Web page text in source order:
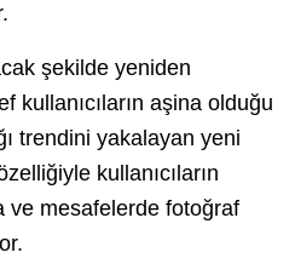
şekilde yeniden
kullanıcıların aşina olduğu
trendini yakalayan yeni
kullanıcıların
ve mesafelerde fotoğraf